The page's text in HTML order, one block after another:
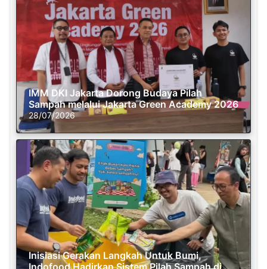
IMM DKI Jakarta Dorong Budaya Pilah
Sampah melalui Jakarta Green Academy 2026
28/07/2026
Inisiasi Gerakan Langkah Untuk Bumi,
Indofood Hadirkan Sistem Pilah Sampah di